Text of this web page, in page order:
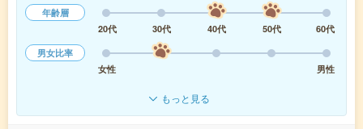
年齢層
20代
30代 40代 50代
60代
男女比率
女性
男性
もっと見る